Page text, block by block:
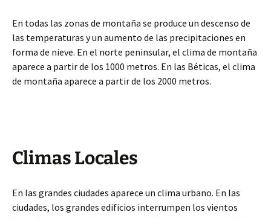
En todas las zonas de montaña se produce un descenso de
las temperaturas y un aumento de las precipitaciones en
forma de nieve. En el norte peninsular, el clima de montaña
aparece a partir de los 1000 metros. En las Béticas, el clima
de montaña aparece a partir de los 2000 metros.
Climas Locales
En las grandes ciudades aparece un clima urbano. En las
ciudades, los grandes edificios interrumpen los vientos